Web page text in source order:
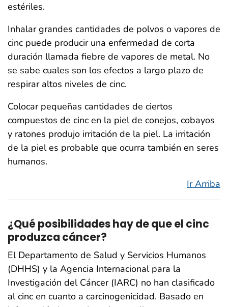
estériles.
Inhalar grandes cantidades de polvos o vapores de
cinc puede producir una enfermedad de corta
duración llamada fiebre de vapores de metal. No
se sabe cuales son los efectos a largo plazo de
respirar altos niveles de cinc.
Colocar pequeñas cantidades de ciertos
compuestos de cinc en la piel de conejos, cobayos
y ratones produjo irritación de la piel. La irritación
de la piel es probable que ocurra también en seres
humanos.
Ir Arriba
¿Qué posibilidades hay de que el cinc
produzca cáncer?
El Departamento de Salud y Servicios Humanos
(DHHS) y la Agencia Internacional para la
Investigación del Cáncer (IARC) no han clasificado
al cinc en cuanto a carcinogenicidad. Basado en